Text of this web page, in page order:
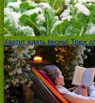
Хватит ждать весны! Трюк